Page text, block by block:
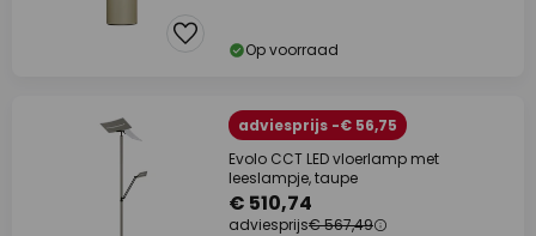
Op voorraad
adviesprijs -€ 56,75
Evolo CCT LED vloerlamp met
leeslampje, taupe
€ 510,74
adviesprijs€ 567,49